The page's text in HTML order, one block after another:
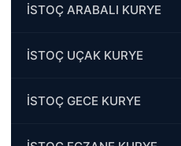
İSTOÇ ARABALI KURYE
İSTOÇ UÇAK KURYE
İSTOÇ GECE KURYE